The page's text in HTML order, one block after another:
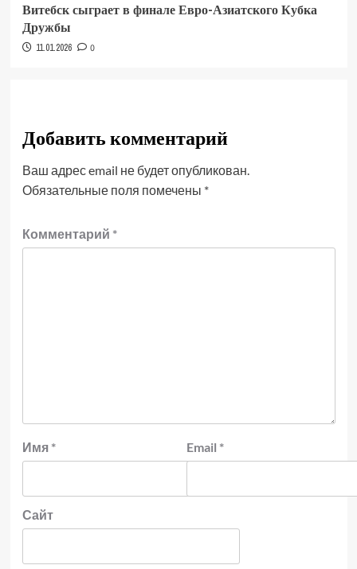
Витебск сыграет в финале Евро-Азиатского Кубка
Дружбы
11.01.2026 0
Добавить комментарий
Ваш адрес email не будет опубликован.
Обязательные поля помечены *
Комментарий *
Имя * Email *
Сайт